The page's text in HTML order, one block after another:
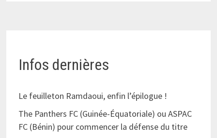
Infos dernières
Le feuilleton Ramdaoui, enfin l’épilogue !
The Panthers FC (Guinée-Équatoriale) ou ASPAC
FC (Bénin) pour commencer la défense du titre